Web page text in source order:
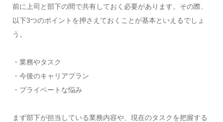
前に上司と部下の間で共有しておく必要があります。その際、
以下3つのポイントを押さえておくことが基本といえるでしょ
う。
・業務やタスク
・今後のキャリアプラン
・プライベートな悩み
まず部下が担当している業務内容や、現在のタスクを把握する